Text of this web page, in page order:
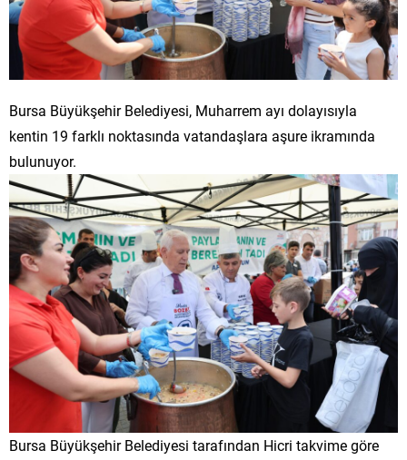
Bursa Büyükşehir Belediyesi, Muharrem ayı dolayısıyla
kentin 19 farklı noktasında vatandaşlara aşure ikramında
bulunuyor.
Bursa Büyükşehir Belediyesi tarafından Hicri takvime göre